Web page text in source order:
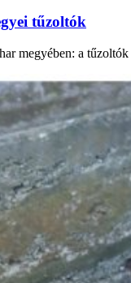
tűzoltók
megyében: a